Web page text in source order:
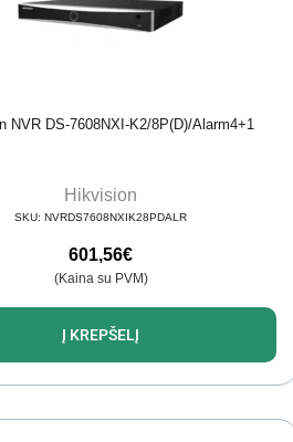
NVR DS-7608NXI-K2/8P(D)/Alarm4+1
Hikvision
SKU: NVRDS7608NXIK28PDALR
601,56€
(Kaina su PVM)
Į KREPŠELĮ